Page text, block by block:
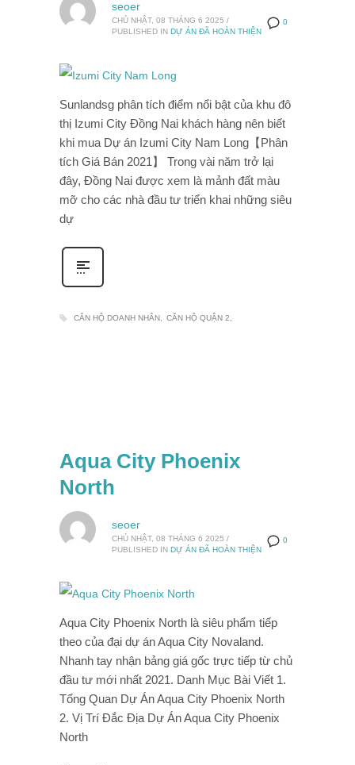
0
seoer
CHỦ NHẬT, 08 THÁNG 6 2025 /
PUBLISHED IN DỰ ÁN ĐÃ HOÀN THIỆN
Sunlandsg phân tích điểm nổi bật của khu đô
thị Izumi City Đồng Nai khách hàng nên biết
khi mua Dự án Izumi City Nam Long【Phân
tích Giá Bán 2021】 Trong vài năm trở lại
đây, Đồng Nai được xem là mảnh đất màu
mỡ cho các nhà đầu tư triển khai những siêu
dự
CĂN HỘ DOANH NHÂN CĂN HỘ QUẬN 2
Aqua City Phoenix
North
0
seoer
CHỦ NHẬT, 08 THÁNG 6 2025 /
PUBLISHED IN DỰ ÁN ĐÃ HOÀN THIỆN
Aqua City Phoenix North là siêu phẩm tiếp
theo của đại dự án Aqua City Novaland.
Nhanh tay nhận bảng giá gốc trực tiếp từ chủ
đầu tư mới nhất 2021. Danh Mục Bài Viết 1.
Tổng Quan Dự Án Aqua City Phoenix North
2. Vị Trí Đắc Địa Dự Án Aqua City Phoenix
North